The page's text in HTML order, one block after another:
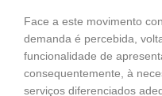
Face a este movimento
demanda é percebida,
funcionalidade de
consequentemente, à
serviços diferenciados